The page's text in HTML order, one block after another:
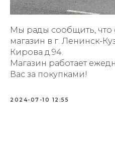
Мы рады сообщить, что
магазин в г. Ленинск-
Кирова д.94.
Магазин работает
Вас за покупками!
2024-07-10 12:55